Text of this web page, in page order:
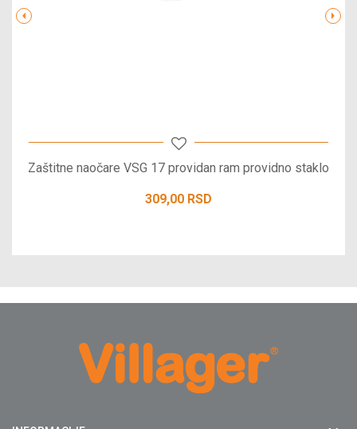
Zaštitne naočare VSG 17 providan ram providno staklo
309,00 RSD